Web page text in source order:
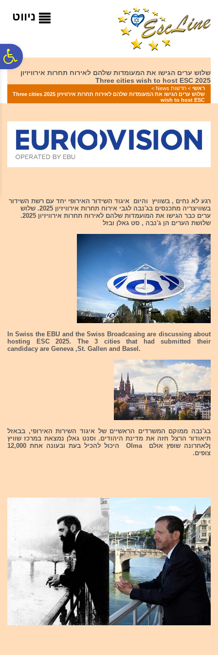
המרכזי
ניווט
שלוש ערים הגישו את המעומדות שלהם לאירוח תחרות אירוויזיון
2025 Three cities wish to host ESC
ראשי > חדשות News
>
שלוש ערים הגישו את המעומדות שלהם לאירוח תחרות אירוויזיון 2025 Three cities
wish to host ESC
רגע לא נחים , בשוויץ והיום איגוד השידור האירופי יחד עם רשת השידור
בשוויצריה מתכנסים בג'נבה לגבי אירוח תחרות אירוויזיון 2025. שלוש
ערים כבר הגישו את המועמדות שלהם לאירוח תחרות אירוויזיון 2025.
שלושת הערים הן ג'נבה , סט גאלן ובזל
In Swiss the EBU and the Swiss Broadcasing are discussing about
hosting ESC 2025. The 3 cities that had submitted their
candidacy are Geneva ,St. Gallen and Basel.
בג'נבה ממוקם המשרדים הראשיים של איגוד השירות האירופי, בבאזל
תיאודור הרצל חזה את מדינת היהודים. וסנט גאלן נמצאת במרכז שוויץ
ןלאחרונה שופץ אולם Olma היכול להכיל בעת ובעונה אחת 12,000
צופים.